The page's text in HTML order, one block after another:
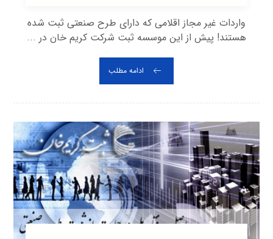
واردات غیر مجاز اقلامی که دارای طرح صنعتی ثبت شده
هستند! پیش از این موسسه ثبت شرکت کریم خان در ...
ادامه مطلب